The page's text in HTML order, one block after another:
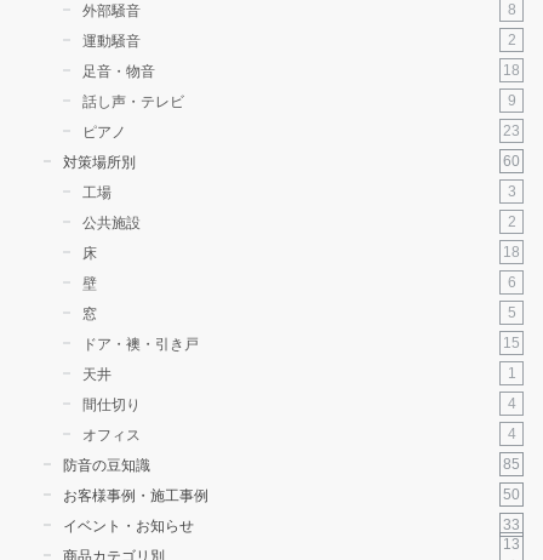
外部騒音
8
運動騒音
2
足音・物音
18
話し声・テレビ
9
ピアノ
23
対策場所別
60
工場
3
公共施設
2
床
18
壁
6
窓
5
ドア・襖・引き戸
15
天井
1
間仕切り
4
オフィス
4
防音の豆知識
85
お客様事例・施工事例
50
イベント・お知らせ
33
商品カテゴリ別
13